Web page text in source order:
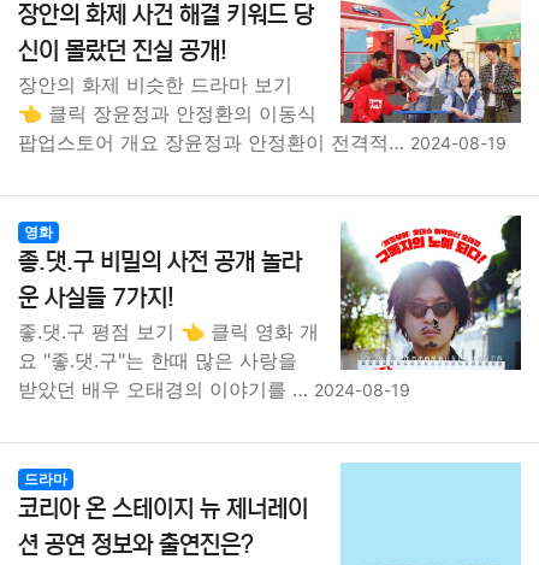
장안의 화제 사건 해결 키워드 당
신이 몰랐던 진실 공개!
장안의 화제 비슷한 드라마 보기
👈 클릭 장윤정과 안정환의 이동식
팝업스토어 개요 장윤정과 안정환이 전격적… 2024-08-19
영화
좋.댓.구 비밀의 사전 공개 놀라
운 사실들 7가지!
좋.댓.구 평점 보기 👈 클릭 영화 개
요 "좋.댓.구"는 한때 많은 사랑을
받았던 배우 오태경의 이야기를 … 2024-08-19
드라마
코리아 온 스테이지 뉴 제너레이
션 공연 정보와 출연진은?